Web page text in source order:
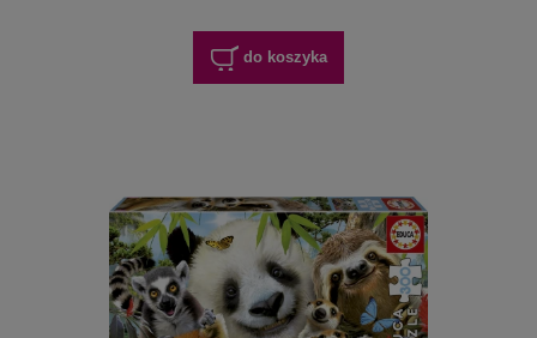
do koszyka